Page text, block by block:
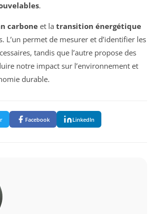
.
carbone et la transition énergétique
L’un permet de mesurer et d’identifier les
tandis que l’autre propose des
notre impact sur l’environnement et
durable.
Facebook LinkedIn